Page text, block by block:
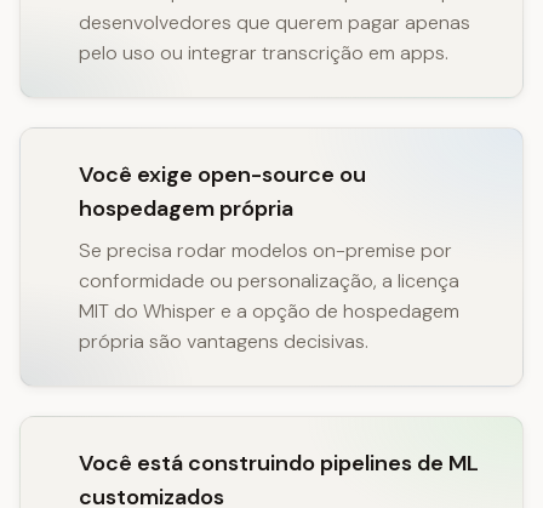
desenvolvedores que querem pagar apenas
pelo uso ou integrar transcrição em apps.
Você exige open-source ou
hospedagem própria
Se precisa rodar modelos on-premise por
conformidade ou personalização, a licença
MIT do Whisper e a opção de hospedagem
própria são vantagens decisivas.
Você está construindo pipelines de ML
customizados